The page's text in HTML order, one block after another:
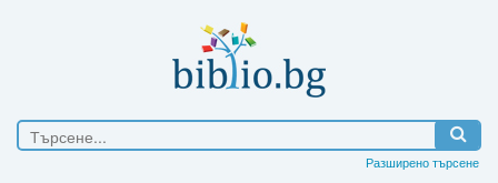
Разширено търсене